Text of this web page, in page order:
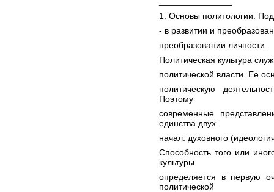
1. Основы политологии.
- в развитии и
преобразовании личности.
Политическая культура
политической власти. Ее
политическую
Поэтому
современные
единства двух
начал: духовного
Способность того или
культуры
определяется в первую
политической